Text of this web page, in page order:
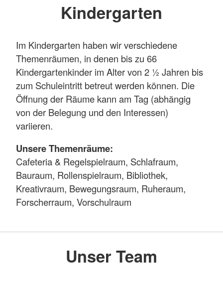
Kindergarten
Im Kindergarten haben wir verschiedene
Themenräumen, in denen bis zu 66
Kindergartenkinder im Alter von 2 ½ Jahren bis
zum Schuleintritt betreut werden können. Die
Öffnung der Räume kann am Tag (abhängig
von der Belegung und den Interessen)
variieren.
Unsere Themenräume:
Cafeteria & Regelspielraum, Schlafraum,
Bauraum, Rollenspielraum, Bibliothek,
Kreativraum, Bewegungsraum, Ruheraum,
Forscherraum, Vorschulraum
Unser Team